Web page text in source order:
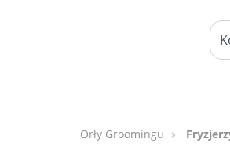
Orły Groomingu